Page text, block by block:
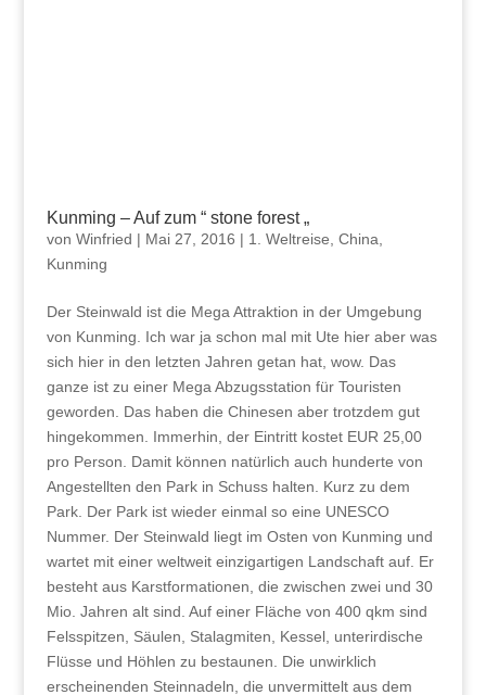
Kunming – Auf zum “ stone forest „
von Winfried | Mai 27, 2016 | 1. Weltreise, China,
Kunming
Der Steinwald ist die Mega Attraktion in der Umgebung
von Kunming. Ich war ja schon mal mit Ute hier aber was
sich hier in den letzten Jahren getan hat, wow. Das
ganze ist zu einer Mega Abzugsstation für Touristen
geworden. Das haben die Chinesen aber trotzdem gut
hingekommen. Immerhin, der Eintritt kostet EUR 25,00
pro Person. Damit können natürlich auch hunderte von
Angestellten den Park in Schuss halten. Kurz zu dem
Park. Der Park ist wieder einmal so eine UNESCO
Nummer. Der Steinwald liegt im Osten von Kunming und
wartet mit einer weltweit einzigartigen Landschaft auf. Er
besteht aus Karstformationen, die zwischen zwei und 30
Mio. Jahren alt sind. Auf einer Fläche von 400 qkm sind
Felsspitzen, Säulen, Stalagmiten, Kessel, unterirdische
Flüsse und Höhlen zu bestaunen. Die unwirklich
erscheinenden Steinnadeln, die unvermittelt aus dem